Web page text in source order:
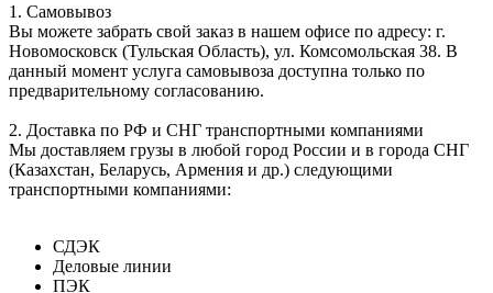
1. Самовывоз
Вы можете забрать свой заказ в нашем офисе по адресу: г.
Новомосковск (Тульская Область), ул. Комсомольская 38. В
данный момент услуга самовывоза доступна только по
предварительному согласованию.
2. Доставка по РФ и СНГ транспортными компаниями
Мы доставляем грузы в любой город России и в города СНГ
(Казахстан, Беларусь, Армения и др.) следующими
транспортными компаниями:
СДЭК
Деловые линии
ПЭК